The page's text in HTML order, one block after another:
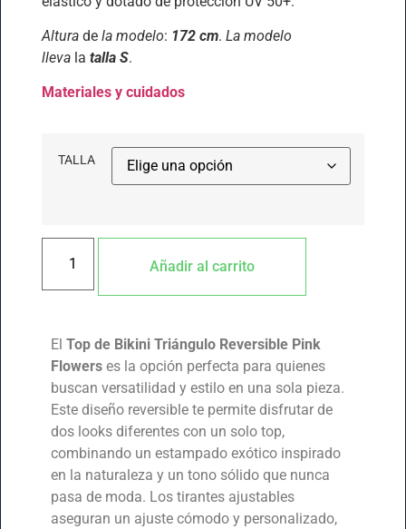
Alturade la modelo: 172 cm. La modelo
llevala talla S.
Materiales y cuidados
TALLA
Añadir al carrito
El Top de Bikini Triángulo Reversible Pink
Flowerses la opción perfecta para quienes
buscan versatilidad y estilo en una sola pieza.
Este diseño reversible te permite disfrutar de
dos looks diferentes con un solo top,
combinando un estampado exótico inspirado
en la naturaleza y un tono sólido que nunca
pasa de moda. Los tirantes ajustables
aseguran un ajuste cómodo y personalizado,